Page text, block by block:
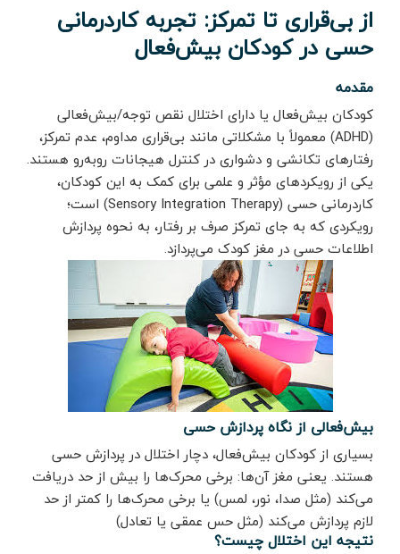
از بی‌قراری تا تمرکز: تجربه کاردرمانی
حسی در کودکان بیش‌فعال
مقدمه
کودکان بیش‌فعال یا دارای اختلال نقص توجه/بیش‌فعالی
(ADHD) معمولاً با مشکلاتی مانند بی‌قراری مداوم، عدم تمرکز،
رفتارهای تکانشی و دشواری در کنترل هیجانات روبه‌رو هستند.
یکی از رویکردهای مؤثر و علمی برای کمک به این کودکان،
کاردرمانی حسی (Sensory Integration Therapy) است؛
رویکردی که به جای تمرکز صرف بر رفتار، به نحوه پردازش
اطلاعات حسی در مغز کودک می‌پردازد.
بیش‌فعالی از نگاه پردازش حسی
بسیاری از کودکان بیش‌فعال، دچار اختلال در پردازش حسی
هستند. یعنی مغز آن‌ها: برخی محرک‌ها را بیش از حد دریافت
می‌کند (مثل صدا، نور، لمس) یا برخی محرک‌ها را کمتر از حد
لازم پردازش می‌کند (مثل حس عمقی یا تعادل)
نتیجه این اختلال چیست؟